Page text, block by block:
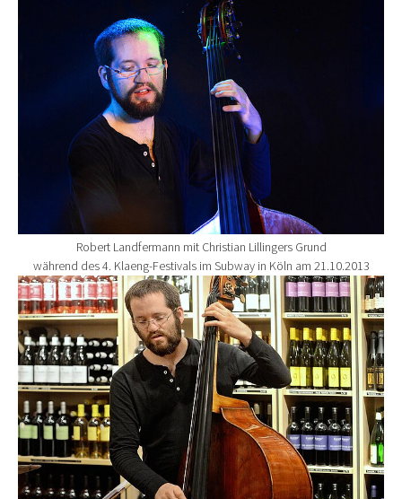
Robert Landfermann mit Christian Lillingers Grund
während des 4. Klaeng-Festivals im Subway in Köln am 21.10.2013
Show larger version for: